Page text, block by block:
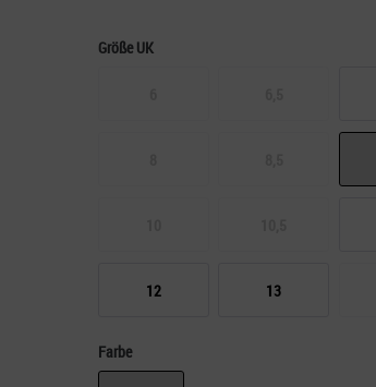
Größe UK
12 13
Farbe